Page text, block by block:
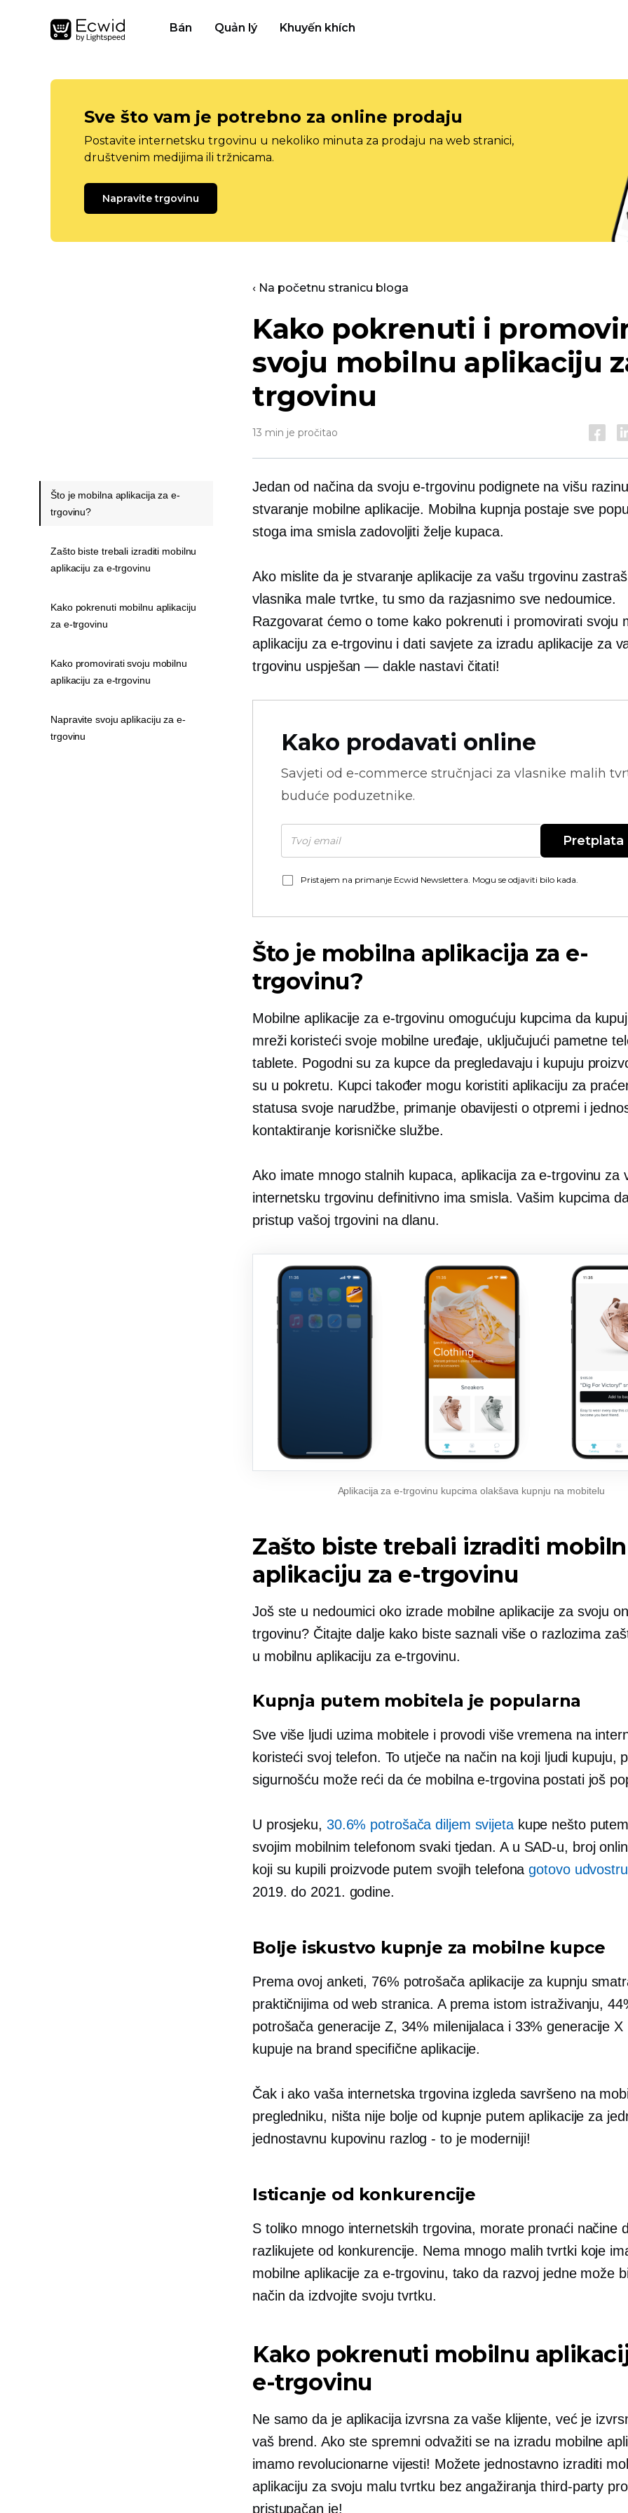
Bán Quản lý Khuyến khích
Sve što vam je potrebno za online prodaju
Postavite internetsku trgovinu u nekoliko minuta za prodaju na web stranici,
društvenim medijima ili tržnicama.
Napravite trgovinu
‹ Na početnu stranicu bloga
Kako pokrenuti i
svoju mobilnu aplikaciju
trgovinu
13 min je pročitao
Jedan od načina da svoju e-trgovinu podignete na višu
stvaranje mobilne aplikacije. Mobilna kupnja postaje sve
stoga ima smisla zadovoljiti želje kupaca.
Ako mislite da je stvaranje aplikacije za vašu trgovinu
vlasnika male tvrtke, tu smo da razjasnimo sve nedoumice.
Razgovarat ćemo o tome kako pokrenuti i promovirati svoju
aplikaciju za e-trgovinu i dati savjete za izradu aplikacije za
trgovinu uspješan — daklenastavi čitati!
Kako prodavati online
Savjeti od e-commerce stručnjaci za vlasnike malih
buduće poduzetnike.
Pretplata
Pristajem na primanje Ecwid Newslettera. Mogu se odjaviti bilo kada.
Što je mobilna aplikacija za e-
trgovinu?
Mobilne aplikacije za e-trgovinu omogućuju kupcima da
mreži koristeći svoje mobilne uređaje, uključujući pametne
tablete. Pogodni su za kupce da pregledavaju i kupuju
su u pokretu. Kupci također mogu koristiti aplikaciju za
statusa svoje narudžbe, primanje obavijesti o otpremi i
kontaktiranje korisničke službe.
Ako imate mnogo stalnih kupaca, aplikacija za e-trgovinu za
internetsku trgovinu definitivno ima smisla. Vašim kupcima
pristup vašoj trgovini na dlanu.
Aplikacija za e-trgovinu kupcima olakšava kupnju na mobitelu
Zašto biste trebali izraditi
aplikaciju za e-trgovinu
Još ste u nedoumici oko izrade mobilne aplikacije za svoju
trgovinu? Čitajte dalje kako biste saznali više o razlozima
u mobilnu aplikaciju za e-trgovinu.
Kupnja putem mobitela je popularna
Sve više ljudi uzima mobitele i provodi više vremena na
koristeći svoj telefon. To utječe na način na koji ljudi kupuju,
sigurnošću može reći da će mobilna e-trgovina postati još
U prosjeku, 30.6% potrošača diljem svijetakupe nešto
svojim mobilnim telefonom svaki tjedan. A u SAD-u, broj
koji su kupili proizvode putem svojih telefonagotovo
2019. do 2021. godine.
Bolje iskustvo kupnje za mobilne kupce
Prema ovoj anketi, 76% potrošača aplikacije za kupnju
praktičnijima od web stranica. A prema istom istraživanju,
potrošača generacije Z, 34% milenijalaca i 33% generacije X
kupuje na brand specifičneaplikacije.
Čak i ako vaša internetska trgovina izgleda savršeno na
pregledniku, ništa nije bolje od kupnje putem aplikacije za
jednostavnu kupovinu razlog - to jemoderniji!
Isticanje od konkurencije
S toliko mnogo internetskih trgovina, morate pronaći načine
razlikujete od konkurencije. Nema mnogo malih tvrtki koje
mobilne aplikacije za e-trgovinu, tako da razvoj jedne može
način da izdvojite svoju tvrtku.
Kako pokrenuti mobilnu
e-trgovinu
Ne samo da je aplikacija izvrsna za vaše klijente, već je
vaš brend. Ako ste spremni odvažiti se na izradu mobilne
imamo revolucionarne vijesti! Možete jednostavno izraditi
aplikaciju za svoju malu tvrtku bez angažiranjathird-party
pristupačan je!
Što je mobilna aplikacija za e-
trgovinu?
Zašto biste trebali izraditi mobilnu
aplikaciju za e-trgovinu
Kako pokrenuti mobilnu aplikaciju
za e-trgovinu
Kako promovirati svoju mobilnu
aplikaciju za e-trgovinu
Napravite svoju aplikaciju za e-
trgovinu